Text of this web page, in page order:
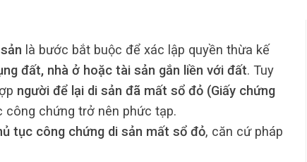
là bước bắt buộc để xác lập quyền thừa kế
đất, nhà ở hoặc tài sản gắn liền với đất. Tuy
người để lại di sản đã mất sổ đỏ (Giấy chứng
công chứng trở nên phức tạp.
tục công chứng di sản mất sổ đỏ, căn cứ pháp